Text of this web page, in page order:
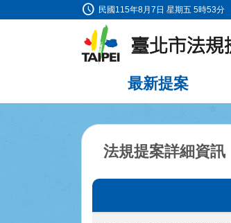
最新提案
schedule 民國115年8月7日 星期五 5時53分
法規提案詳細資訊